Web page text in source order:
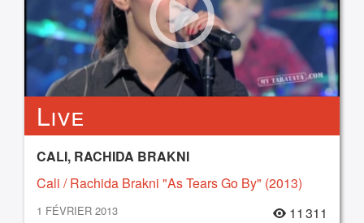
Live
CALI, RACHIDA BRAKNI
Cali / Rachida Brakni "As Tears Go By" (2013)
1 FÉVRIER 2013 11 311